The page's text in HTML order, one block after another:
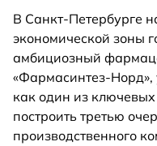
В Санкт-Петербурге
экономической зоны
амбициозный
«Фармасинтез-
как один из
построить третью
производственного